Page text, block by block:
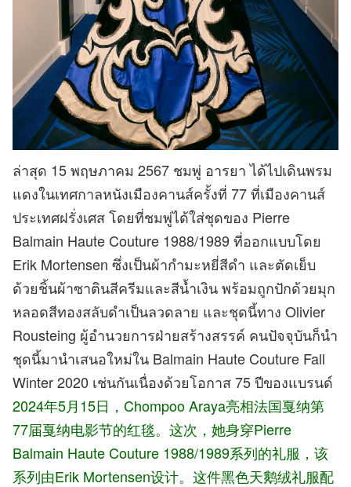
ล่าสุด 15 พฤษภาคม 2567 ชมพู่ อารยา ได้ไปเดินพรม
แดงในเทศกาลหนังเมืองคานส์ครั้งที่ 77 ที่เมืองคานส์
ประเทศฝรั่งเศส โดยที่ชมพู่ได้ใส่ชุดของ Pierre
Balmain Haute Couture 1988/1989 ที่ออกแบบโดย
Erik Mortensen ซึ่งเป็นผ้ากำมะหยี่สีดำ และตัดเย็บ
ด้วยชิ้นผ้าซาตินสีครีมและสีน้ำเงิน พร้อมถูกปักด้วยมุก
หลอดสีทองสลับดำเป็นลวดลาย และชุดนี้ทาง Olivier
Rousteing ผู้อำนวยการฝ่ายสร้างสรรค์ คนปัจจุบันก็นำ
ชุดนี้มานำเสนอใหม่ใน Balmain Haute Couture Fall
Winter 2020 เช่นกันเนื่องด้วยโอกาส 75 ปีของแบรนด์
2024年5月15日，Chompoo Araya亮相法国戛纳第
77届戛纳电影节的红毯。这次，她身穿Pierre
Balmain Haute Couture 1988/1989系列的礼服，该
系列由Erik Mortensen设计。这件黑色天鹅绒礼服配